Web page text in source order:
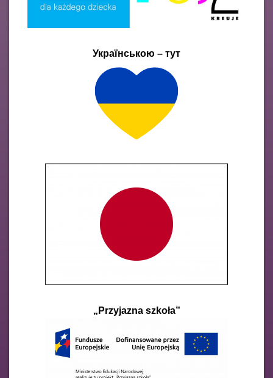
Українською – тут
„Przyjazna szkoła”